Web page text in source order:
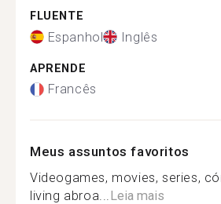
FLUENTE
Espanhol Inglês
APRENDE
Francês
Meus assuntos favoritos
Videogames, movies, series,
living abroa...Leia mais